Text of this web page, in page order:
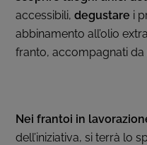
accessibili,degustare i
abbinamento all’olio
franto, accompagnati
Nei frantoi in
dell’iniziativa, si terrà lo